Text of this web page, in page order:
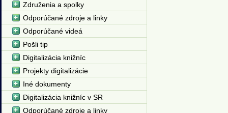
Združenia a spolky
Odporúčané zdroje a linky
Odporúčané videá
Pošli tip
Digitalizácia knižníc
Projekty digitalizácie
Iné dokumenty
Digitalizácia knižníc v SR
Odporúčané zdroje a linky